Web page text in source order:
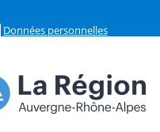
Données personnelles